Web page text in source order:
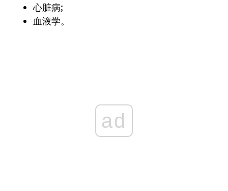
心脏病;
血液学。
ad